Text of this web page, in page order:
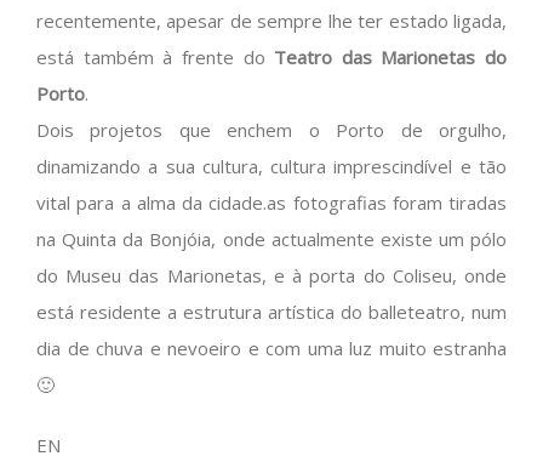
recentemente, apesar de sempre lhe ter estado ligada,
está também à frente do Teatro das Marionetas do
Porto.
Dois projetos que enchem o Porto de orgulho,
dinamizando a sua cultura, cultura imprescindível e tão
vital para a alma da cidade.as fotografias foram tiradas
na Quinta da Bonjóia, onde actualmente existe um pólo
do Museu das Marionetas, e à porta do Coliseu, onde
está residente a estrutura artística do balleteatro, num
dia de chuva e nevoeiro e com uma luz muito estranha
🙂
EN